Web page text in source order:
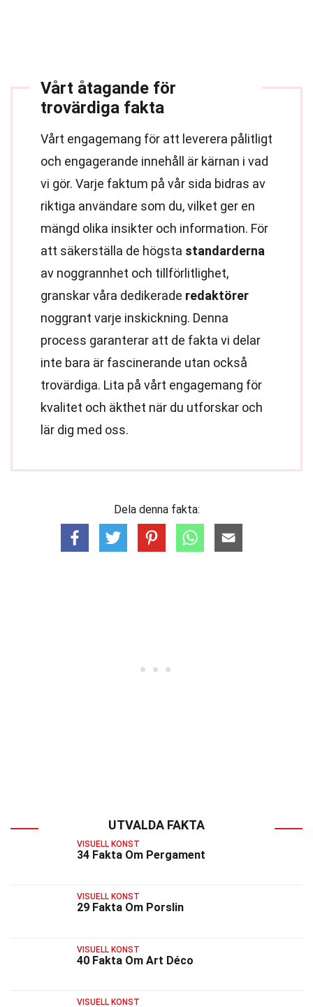
Vårt åtagande för
trovärdiga fakta
Vårt engagemang för att leverera pålitligt
och engagerande innehåll är kärnan i vad
vi gör. Varje faktum på vår sida bidras av
riktiga användare som du, vilket ger en
mängd olika insikter och information. För
att säkerställa de högsta standarderna
av noggrannhet och tillförlitlighet,
granskar våra dedikerade redaktörer
noggrant varje inskickning. Denna
process garanterar att de fakta vi delar
inte bara är fascinerande utan också
trovärdiga. Lita på vårt engagemang för
kvalitet och äkthet när du utforskar och
lär dig med oss.
Dela denna fakta:
UTVALDA FAKTA
VISUELL KONST
34 Fakta Om Pergament
VISUELL KONST
29 Fakta Om Porslin
VISUELL KONST
40 Fakta Om Art Déco
VISUELL KONST